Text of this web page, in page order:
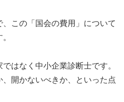
この「国会の費用」について
はなく中小企業診断士です。
開かないべきか、といった点